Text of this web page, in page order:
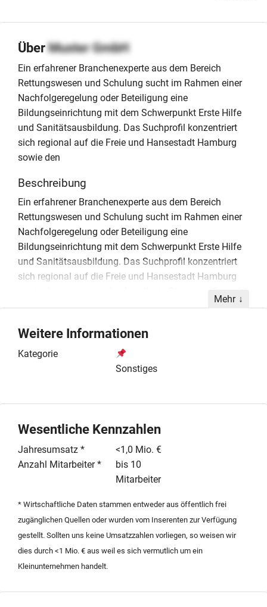
ÜberMuster GmbH
Ein erfahrener Branchenexperte aus dem Bereich
Rettungswesen und Schulung sucht im Rahmen einer
Nachfolgeregelung oder Beteiligung eine
Bildungseinrichtung mit dem Schwerpunkt Erste Hilfe
und Sanitätsausbildung. Das Suchprofil konzentriert
sich regional auf die Freie und Hansestadt Hamburg
sowie den
Beschreibung
Ein erfahrener Branchenexperte aus dem Bereich
Rettungswesen und Schulung sucht im Rahmen einer
Nachfolgeregelung oder Beteiligung eine
Bildungseinrichtung mit dem Schwerpunkt Erste Hilfe
und Sanitätsausbildung. Das Suchprofil konzentriert
sich regional auf die Freie und Hansestadt Hamburg
werden vorzugsweise etablierte Unternehmen mit einer
bestehende Strukturen und Zertifizierungen verfügen.
Der Kaufinteressent verfügt über langjährige operative
Erfahrung in der Branche und beabsichtigt, die
Angebot richtet sich an Inhaber, die eine professionelle
anstreben, der sowohl Branchenkenntnis als auch
unternehmerisches Engagement einbringt. Eine
Beteiligung an einer bestehenden Schule ist als
Alternative zur vollständigen Übernahme ebenfalls
denkbar, sofern die Rahmenbedingungen eine aktive
Mehr
Weitere Informationen
Kategorie
Sonstiges
Wesentliche Kennzahlen
Jahresumsatz *
<1,0 Mio. €
Anzahl Mitarbeiter *
bis 10
Mitarbeiter
* Wirtschaftliche Daten stammen entweder aus öffentlich frei
zugänglichen Quellen oder wurden vom Inserenten zur Verfügung
gestellt. Sollten uns keine Umsatzzahlen vorliegen, so weisen wir
dies durch <1 Mio. € aus weil es sich vermutlich um ein
Kleinunternehmen handelt.